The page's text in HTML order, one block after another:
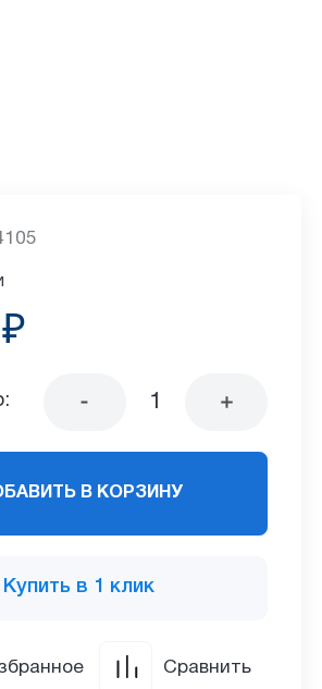
В КОРЗИНУ
Купить в 1 клик
Сравнить